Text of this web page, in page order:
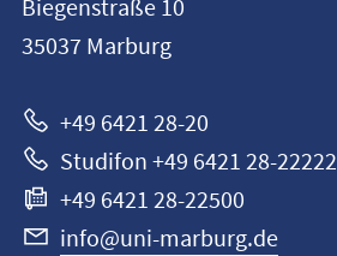
Universität
Marburg
Biegenstraße 10
35037 Marburg
+49 6421 28-20
Studifon +49 6421 28-22222
+49 6421 28-22500
info@uni-marburg.de